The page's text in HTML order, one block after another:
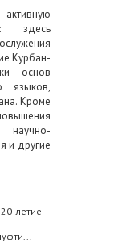
здесь
Курбан-
основ
языков,
Кроме
и другие
летие